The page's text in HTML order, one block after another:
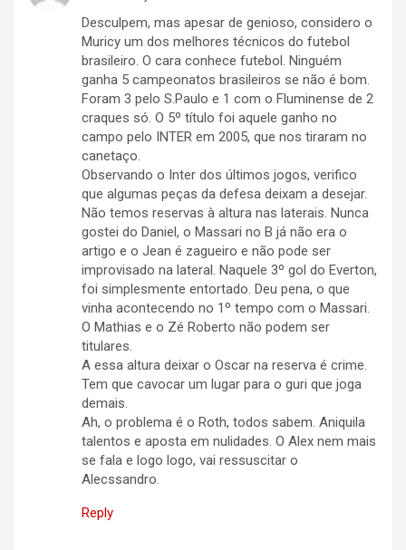
Desculpem, mas apesar de genioso, considero o
Muricy um dos melhores técnicos do futebol
brasileiro. O cara conhece futebol. Ninguém
ganha 5 campeonatos brasileiros se não é bom.
Foram 3 pelo S.Paulo e 1 com o Fluminense de 2
craques só. O 5º título foi aquele ganho no
campo pelo INTER em 2005, que nos tiraram no
canetaço.
Observando o Inter dos últimos jogos, verifico
que algumas peças da defesa deixam a desejar.
Não temos reservas à altura nas laterais. Nunca
gostei do Daniel, o Massari no B já não era o
artigo e o Jean é zagueiro e não pode ser
improvisado na lateral. Naquele 3º gol do Everton,
foi simplesmente entortado. Deu pena, o que
vinha acontecendo no 1º tempo com o Massari.
O Mathias e o Zé Roberto não podem ser
titulares.
A essa altura deixar o Oscar na reserva é crime.
Tem que cavocar um lugar para o guri que joga
demais.
Ah, o problema é o Roth, todos sabem. Aniquila
talentos e aposta em nulidades. O Alex nem mais
se fala e logo logo, vai ressuscitar o
Alecssandro.
Reply